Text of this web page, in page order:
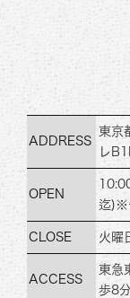
ADDRESS
東京
レ
OPEN
迄)※
CLOSE 火曜
ACCESS
東急
歩8